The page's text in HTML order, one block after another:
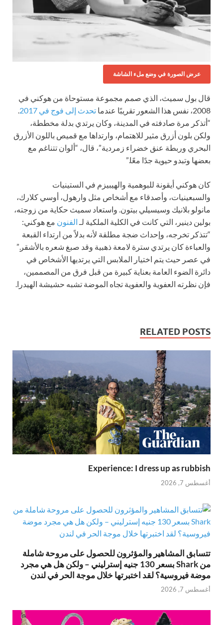
عرض الصورة في وضع ملء الشاشة
قال بول سميث، الذي صمم مجموعة مستوحاة من هوكني في
2008، نفس هذا الشعور تقريبًا عندما
تحدث إلى فوج في 2017
.
“أتذكر مرة صادفته في المدينة، وكان يرتدي بدلة مخططة،
ولكن بلون أزرق مثير للاهتمام، وارتداها مع قميص باللون الأزرق
البحري وربطة عنق خضراء زمردية”، قال، “ألوان تتناغم مع
بعضها وتبدو حيوية جدًا معًا.”
كان هوكني أيقونة للبوهمية والهيبيزم في الستينيات
والسبعينيات، وأصدقاء مع أشخاص مثل وارهول، أوسي كلارك،
مانولو بلانيك وسيسيلي بيتون. واستعاد سميث حكاية من زوجته،
بولين دينير، التي كانت في الكلية الملكية لـ الفنون مع هوكني:
“تتذكر تخرجه، وإحداث ضجة مطلقة لأنه بدلاً من ارتداء القبعة
والعباءة كان يرتدي سترة لامعة ذهبية وقد صبغ شعره بالأشقر.”
في عصر حيث يتم اختيار الملابس التي يرتديها الأشخاص في
دائرة الضوء العامة بعناية كبيرة من قبل فرق من المصممين،
فإن نظرته العفوية والعفوية تجاه الموضة تشبه حشيشة الهيدرا.
RELATED POSTS
Experience: I dress up as rubbish
أغسطس 7, 2026
تتسابق المشاهير والمؤثرون للحصول على مروحة شاملة
من Shark بسعر 130 جنيه إسترليني – ولكن هل هي مجرد
موضة فيروسية؟ لقد اختبرتها خلال موجة الحر في لندن
أغسطس 7, 2026